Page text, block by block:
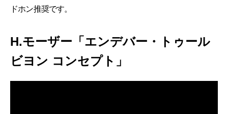
ドホン推奨です。
H.モーザー「エンデバー・トゥール
ビヨン コンセプト」